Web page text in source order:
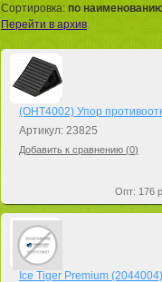
Сортировка: по
Перейти в архив
(OHT4002) Упор
Артикул: 23825
Добавить к сравнению (0)
Опт: 176
Ice Tiger Premium